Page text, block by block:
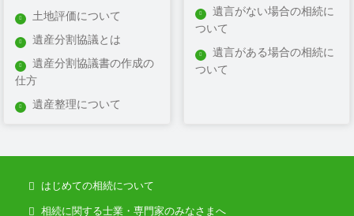
小郡
築上郡
筑紫郡
土地評価について
遺産分割協議とは
遺産分割協議書の作成の
仕方
遺産整理について
遺言がない場合の相続に
ついて
遺言がある場合の相続に
ついて
はじめての相続について
相続に関する士業・専門家のみなさまへ